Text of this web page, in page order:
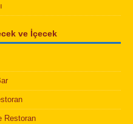
ve İçecek
Restoran